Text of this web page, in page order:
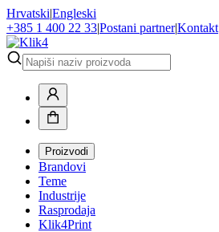
Hrvatski|Engleski
+385 1 400 22 33|Postani partner|Kontakt
Proizvodi
Brandovi
Teme
Industrije
Rasprodaja
Klik4Print